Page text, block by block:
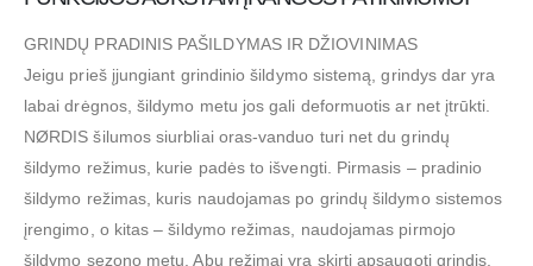
GRINDŲ PRADINIS PAŠILDYMAS IR DŽIOVINIMAS
Jeigu prieš įjungiant grindinio šildymo sistemą, grindys dar yra
labai drėgnos, šildymo metu jos gali deformuotis ar net įtrūkti.
NØRDIS šilumos siurbliai oras-vanduo turi net du grindų
šildymo režimus, kurie padės to išvengti. Pirmasis – pradinio
šildymo režimas, kuris naudojamas po grindų šildymo sistemos
įrengimo, o kitas – šildymo režimas, naudojamas pirmojo
šildymo sezono metu. Abu režimai yra skirti apsaugoti grindis.